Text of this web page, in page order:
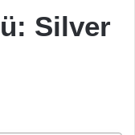
Silver